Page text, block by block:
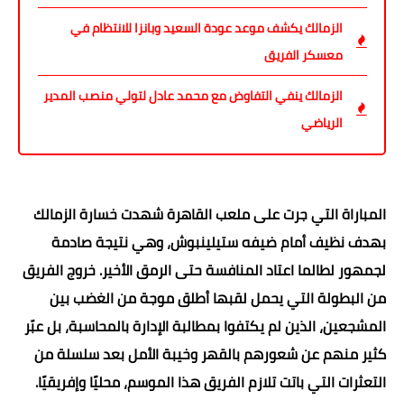
الزمالك يكشف موعد عودة السعيد وبانزا للانتظام في
معسكر الفريق
الزمالك ينفي التفاوض مع محمد عادل لتولي منصب المدير
الرياضي
المباراة التي جرت على ملعب القاهرة شهدت خسارة الزمالك
بهدف نظيف أمام ضيفه ستيلينبوش، وهي نتيجة صادمة
لجمهور لطالما اعتاد المنافسة حتى الرمق الأخير. خروج الفريق
من البطولة التي يحمل لقبها أطلق موجة من الغضب بين
المشجعين، الذين لم يكتفوا بمطالبة الإدارة بالمحاسبة، بل عبّر
كثير منهم عن شعورهم بالقهر وخيبة الأمل بعد سلسلة من
التعثرات التي باتت تلازم الفريق هذا الموسم، محليًا وإفريقيًا.